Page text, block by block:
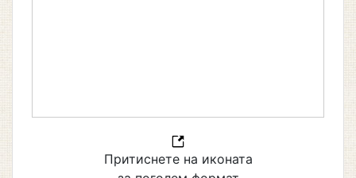
Притиснете на иконата